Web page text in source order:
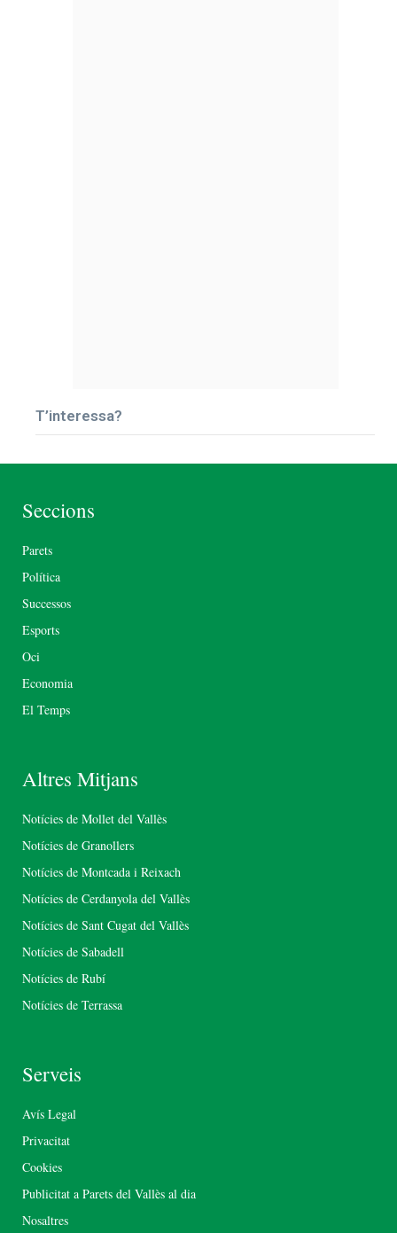
T’interessa?
Seccions
Parets
Política
Successos
Esports
Oci
Economia
El Temps
Altres Mitjans
Notícies de Mollet del Vallès
Notícies de Granollers
Notícies de Montcada i Reixach
Notícies de Cerdanyola del Vallès
Notícies de Sant Cugat del Vallès
Notícies de Sabadell
Notícies de Rubí
Notícies de Terrassa
Serveis
Avís Legal
Privacitat
Cookies
Publicitat a Parets del Vallès al dia
Nosaltres